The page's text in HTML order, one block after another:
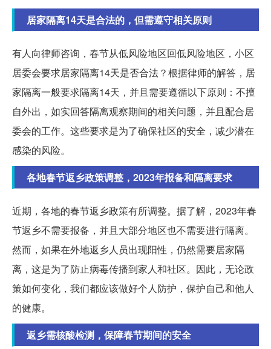
居家隔离14天是合法的，但需遵守相关原则
有人向律师咨询，春节从低风险地区回低风险地区，小区
居委会要求居家隔离14天是否合法？根据律师的解答，居
家隔离一般要求隔离14天，并且需要遵循以下原则：不擅
自外出，如实回答隔离观察期间的相关问题，并且配合居
委会的工作。这些要求是为了确保社区的安全，减少潜在
感染的风险。
各地春节返乡政策调整，2023年报备和隔离要求
近期，各地的春节返乡政策有所调整。据了解，2023年春
节返乡不需要报备，并且大部分地区也不需要进行隔离。
然而，如果在外地返乡人员出现阳性，仍然需要居家隔
离，这是为了防止病毒传播到家人和社区。因此，无论政
策如何变化，我们都应该做好个人防护，保护自己和他人
的健康。
返乡需核酸检测，保障春节期间的安全